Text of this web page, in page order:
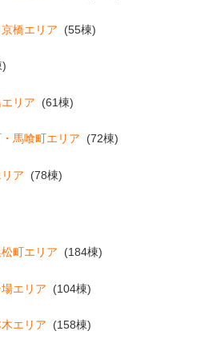
橋エリア (55棟)
)
リア (61棟)
馬喰町エリア (72棟)
ア (78棟)
町エリア (184棟)
エリア (104棟)
エリア (158棟)